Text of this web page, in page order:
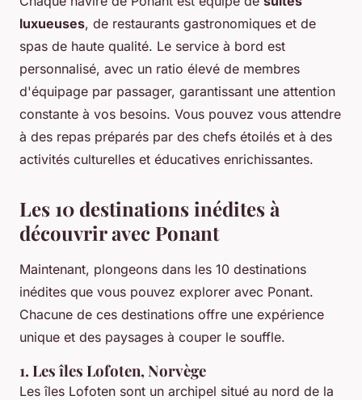
luxueuses, de restaurants gastronomiques et de
spas de haute qualité. Le service à bord est
personnalisé, avec un ratio élevé de membres
d'équipage par passager, garantissant une attention
constante à vos besoins. Vous pouvez vous attendre
à des repas préparés par des chefs étoilés et à des
activités culturelles et éducatives enrichissantes.
Les 10 destinations inédites à
découvrir avec Ponant
Maintenant, plongeons dans les 10 destinations
inédites que vous pouvez explorer avec Ponant.
Chacune de ces destinations offre une expérience
unique et des paysages à couper le souffle.
1. Les îles Lofoten, Norvège
Les îles Lofoten sont un archipel situé au nord de la